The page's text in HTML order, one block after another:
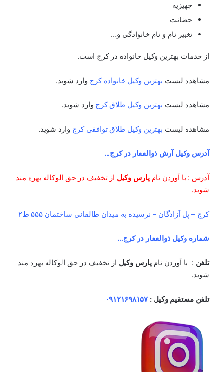
جهیزیه
حضانت
تغییر نام و نام خانوادگی و…
از خدمات بهترین وکیل خانواده در کرج است.
مشاهده لیست بهترین وکیل خانواده کرج وارد شوید.
مشاهده لیست بهترین وکیل طلاق کرج وارد شوید.
مشاهده لیست بهترین وکیل طلاق توافقی کرج وارد شوید.
آدرس وکیل آرش ذوالفقار در کرج…
آدرس : با آوردن نام پارس وکیل از تخفیف در حق الوکاله بهره مند
شوید.
کرج – پل آزادگان – نرسیده به میدان طالقانی ساختمان ۵۵۵ ط۲
شماره وکیل ذوالفقار در کرج…
تلفن : با آوردن نام پارس وکیل از تخفیف در حق الوکاله بهره مند
شوید.
تلفن مستقیم وکیل :۰۹۱۲۱۶۹۸۱۵۷